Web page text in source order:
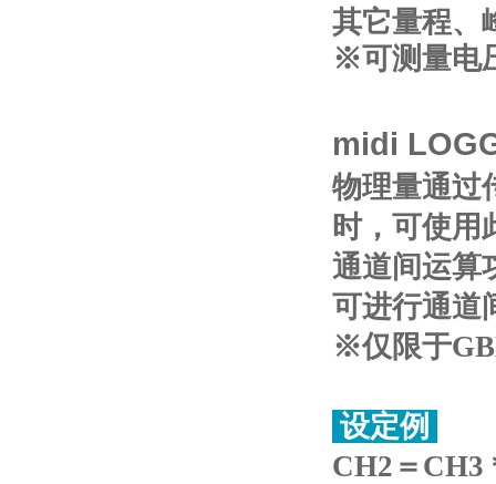
其它量程、
※可测量电
midi
物理量通过
时，可使用
通道间运算
可进行通道
※仅限于
设定例
CH2＝CH3